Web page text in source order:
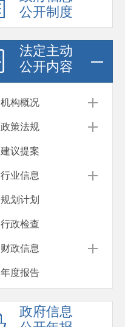
公开制度
法定主动
公开内容
机构概况
政策法规
建议提案
行业信息
规划计划
行政检查
财政信息
年度报告
政府信息